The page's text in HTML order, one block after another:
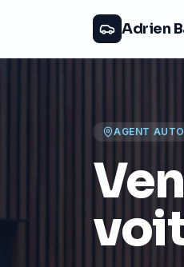
Adrien
AGENT